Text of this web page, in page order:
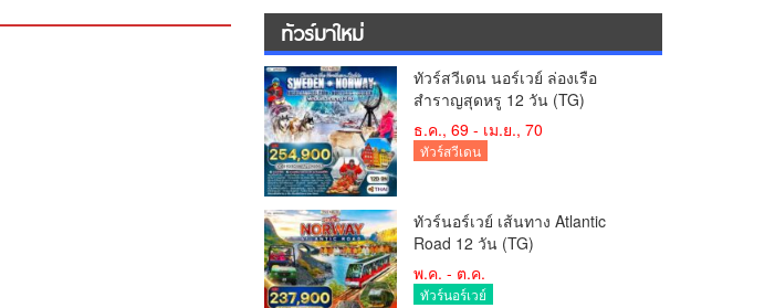
ทัวร์มาใหม่
ทัวร์สวีเดน นอร์เวย์ ล่องเรือ
สำราญสุดหรู 12 วัน (TG)
ธ.ค., 69 - เม.ย., 70
ทัวร์สวีเดน
ทัวร์นอร์เวย์ เส้นทาง Atlantic
Road 12 วัน (TG)
พ.ค. - ต.ค.
ทัวร์นอร์เวย์